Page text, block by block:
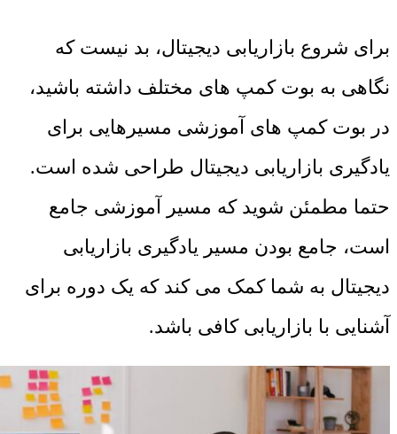
برای شروع بازاریابی دیجیتال، بد نیست که
نگاهی به بوت کمپ های مختلف داشته باشید،
در بوت کمپ های آموزشی مسیرهایی برای
یادگیری بازاریابی دیجیتال طراحی شده است.
حتما مطمئن شوید که مسیر آموزشی جامع
است، جامع بودن مسیر یادگیری بازاریابی
دیجیتال به شما کمک می کند که یک دوره برای
آشنایی با بازاریابی کافی باشد.